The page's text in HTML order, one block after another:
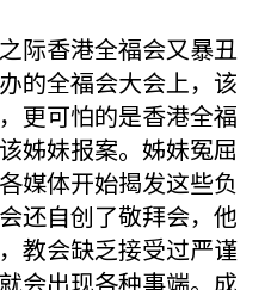
际香港全福会又暴丑
的全福会大会上，该
更可怕的是香港全福
姊妹报案。姊妹冤屈
媒体开始揭发这些负
还自创了敬拜会，他
教会缺乏接受过严谨
会出现各种事端。成